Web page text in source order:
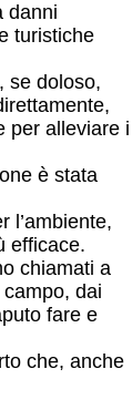
danni
turistiche
se doloso,
per alleviare i
è stata
l’ambiente,
efficace.
chiamati a
dai
fare e
che, anche